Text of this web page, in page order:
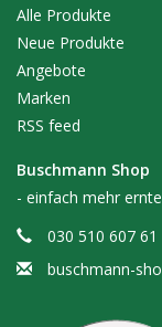
- Basic!
Alle Produkte
Neue Produkte
Angebote
Marken
RSS feed
Buschmann Shop
- einfach mehr
030 510 607 61
buschmann-